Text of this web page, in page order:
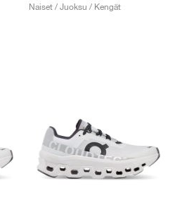
Naiset / Juoksu / Kengät